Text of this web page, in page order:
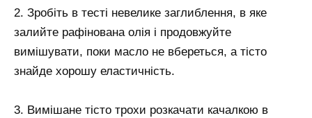
2. Зробіть в тесті невелике заглиблення, в яке
залийте рафінована олія і продовжуйте
вимішувати, поки масло не вбереться, а тісто
знайде хорошу еластичність.
3. Вимішане тісто трохи розкачати качалкою в